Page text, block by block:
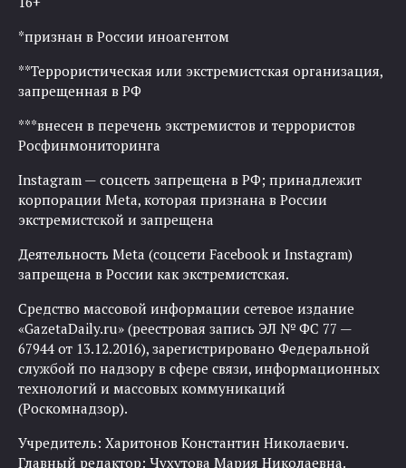
*признан в России иноагентом
**Террористическая или экстремистская организация,
запрещенная в РФ
***внесен в перечень экстремистов и террористов
Росфинмониторинга
Instagram — соцсеть запрещена в РФ; принадлежит
корпорации Meta, которая признана в России
экстремистской и запрещена
Деятельность Meta (соцсети Facebook и Instagram)
запрещена в России как экстремистская.
Средство массовой информации сетевое издание
«GazetaDaily.ru» (реестровая запись ЭЛ № ФС 77 —
67944 от 13.12.2016), зарегистрировано Федеральной
службой по надзору в сфере связи, информационных
технологий и массовых коммуникаций
(Роскомнадзор).
Учредитель: Харитонов Константин Николаевич.
Главный редактор: Чухутова Мария Николаевна.